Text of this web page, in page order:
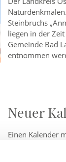
Steinbruchs
liegen in der
Gemeinde Bad
entnommen
Neuer
Einen Kalender
diesem Jahr
Hand koloriert